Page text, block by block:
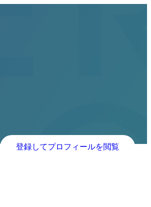
登録してプロフィールを閲覧